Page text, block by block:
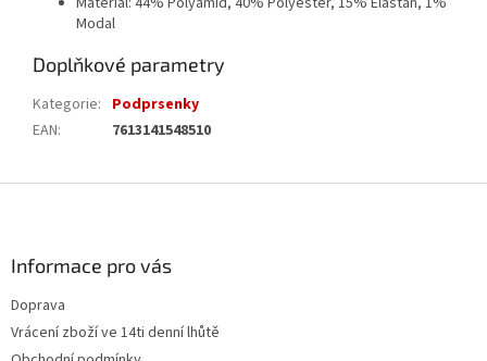
Modal
Doplňkové parametry
Kategorie: Podprsenky
EAN: 7613141548510
Informace pro vás
Doprava
Vrácení zboží ve 14ti denní lhůtě